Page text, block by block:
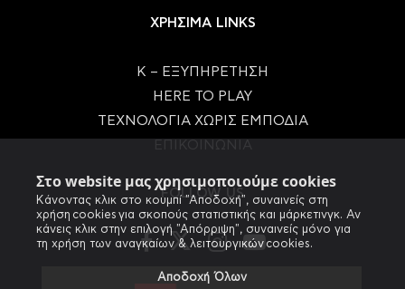
Στο website μας χρησιμοποιούμε cookies
Κάνοντας κλικ στο κουμπί "Αποδοχή", συναινείς στη
χρήση cookies για σκοπούς στατιστικής και μάρκετινγκ. Αν
κάνεις κλικ στην επιλογή "Απόρριψη", συναινείς μόνο για
τη χρήση των αναγκαίων & λειτουργικών cookies.
Αποδοχή Όλων
ΧΡΗΣΙΜΑ LINKS
Κ – ΕΞΥΠΗΡΕΤΗΣΗ
HERE TO PLAY
ΤΕΧΝΟΛΟΓΙΑ ΧΩΡΙΣ ΕΜΠΟΔΙΑ
FOLLOW US